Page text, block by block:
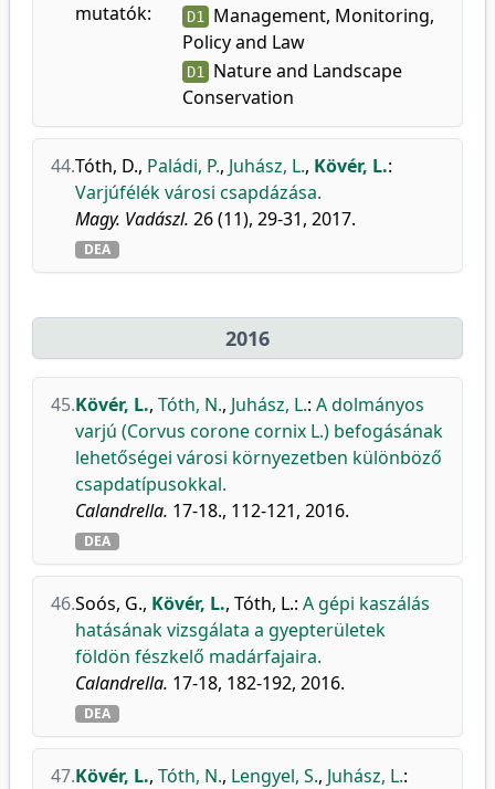
mutatók:
D1 Management, Monitoring,
Policy and Law
D1 Nature and Landscape
Conservation
44.Tóth, D., Paládi, P., Juhász, L., Kövér, L.:
Varjúfélék városi csapdázása.
Magy. Vadászl. 26 (11), 29-31, 2017.
DEA
2016
45.Kövér, L., Tóth, N., Juhász, L.: A dolmányos
varjú (Corvus corone cornix L.) befogásának
lehetőségei városi környezetben különböző
csapdatípusokkal.
Calandrella. 17-18., 112-121, 2016.
DEA
46.Soós, G., Kövér, L., Tóth, L.: A gépi kaszálás
hatásának vizsgálata a gyepterületek
földön fészkelő madárfajaira.
Calandrella. 17-18, 182-192, 2016.
DEA
47.Kövér, L., Tóth, N., Lengyel, S., Juhász, L.: